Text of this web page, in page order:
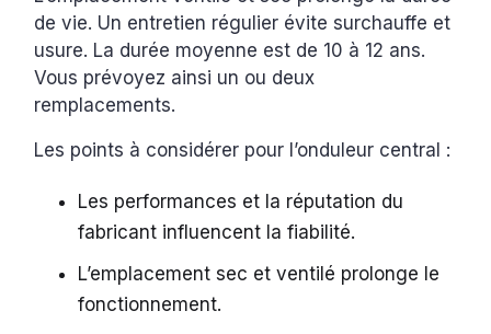
de vie. Un entretien régulier évite surchauffe et
usure. La durée moyenne est de 10 à 12 ans.
Vous prévoyez ainsi un ou deux
remplacements.
Les points à considérer pour l’onduleur central :
Les performances et la réputation du
fabricant influencent la fiabilité.
L’emplacement sec et ventilé prolonge le
fonctionnement.